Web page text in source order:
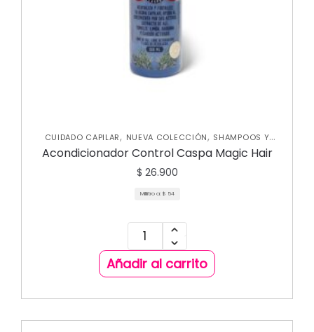
CUIDADO CAPILAR, NUEVA COLECCIÓN, SHAMPOOS Y
ACONDICIONADORES
TRATAMIENTOS CAPILARES
Acondicionador Control Caspa Magic Hair
$ 26.900
Mililitro a: $ 54
Añadir al carrito